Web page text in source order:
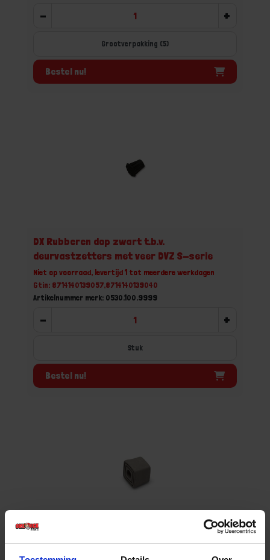
- +
Grootverpakking (5)
Bestel nu!
DX Rubberen dop zwart t.b.v.
deurvastzetters met veer DVZ S-serie
Niet op voorraad, levertijd 1 tot meerdere werkdagen
Gtin: 8714140139057,8714140139040
Artikelnummer merk: 0530.100.9999
- +
Stuk
Bestel nu!
Grijze rubberen dop tbv deurvastzetters